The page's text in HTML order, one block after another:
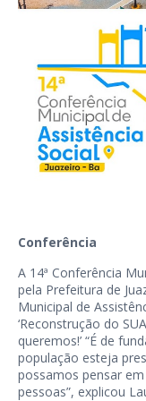
Conferência
A 14ª Conferência
pela Prefeitura de
Municipal de
‘Reconstrução do
queremos!’ “É de
população esteja
possamos pensar
pessoas”, explicou